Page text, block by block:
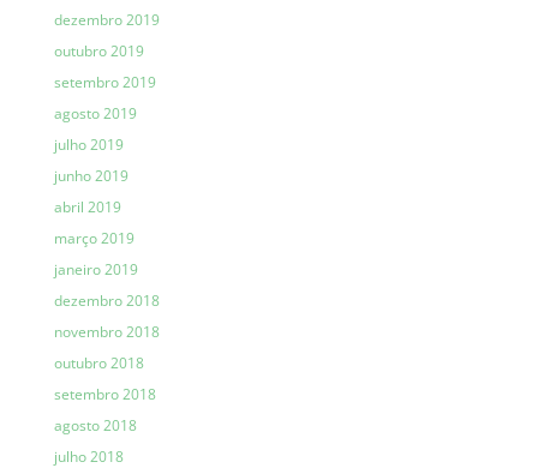
dezembro 2019
outubro 2019
setembro 2019
agosto 2019
julho 2019
junho 2019
abril 2019
março 2019
janeiro 2019
dezembro 2018
novembro 2018
outubro 2018
setembro 2018
agosto 2018
julho 2018